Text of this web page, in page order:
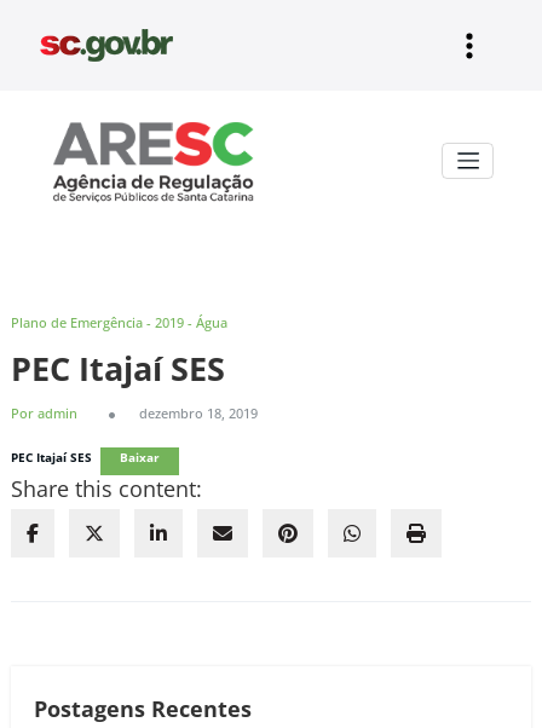
Plano de Emergência - 2019 - Água
PEC Itajaí SES
Por admin dezembro 18, 2019
PEC Itajaí SES Baixar
Share this content:
Postagens Recentes